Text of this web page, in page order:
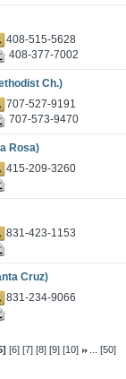
408-515-5628
408-377-7002
Ch.)
707-527-9191
707-573-9470
Rosa)
415-209-3260
831-423-1153
Cruz)
831-234-9066
[6] [7] [8] [9] [10] ...[50]